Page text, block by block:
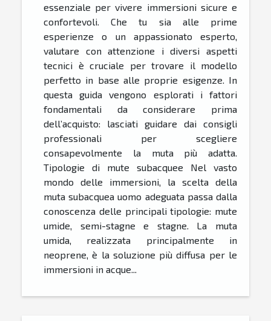
essenziale per vivere immersioni sicure e
confortevoli. Che tu sia alle prime
esperienze o un appassionato esperto,
valutare con attenzione i diversi aspetti
tecnici è cruciale per trovare il modello
perfetto in base alle proprie esigenze. In
questa guida vengono esplorati i fattori
fondamentali da considerare prima
dell’acquisto: lasciati guidare dai consigli
professionali per scegliere
consapevolmente la muta più adatta.
Tipologie di mute subacquee Nel vasto
mondo delle immersioni, la scelta della
muta subacquea uomo adeguata passa dalla
conoscenza delle principali tipologie: mute
umide, semi-stagne e stagne. La muta
umida, realizzata principalmente in
neoprene, è la soluzione più diffusa per le
immersioni in acque...